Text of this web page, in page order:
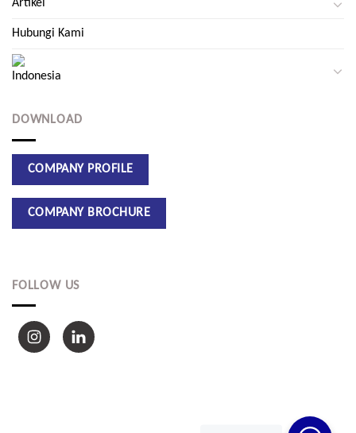
Artikel
Hubungi Kami
DOWNLOAD
FOLLOW US